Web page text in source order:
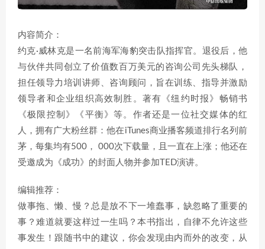
内容简介：
约克·威林克是一名前海军海豹突击队指挥官。退役后，他
与伙伴共同创立了价值数百万美元的咨询公司先头梯队，
担任领导力培训讲师、咨询顾问，旨在训练、指导并激励
领导者和企业组织高效制胜。著有《纽约时报》畅销书
《极限控制》《平衡》等。作者还是一位社交媒体的红
人，拥有广大粉丝群：他在iTunes商业播客频道排行名列前
茅，每集均有500， 000次下载量，且一直在上涨；他还在
受邀成为《成功》的封面人物并参加TED演讲。
编辑推荐：
做事拖、懒、慢？总是放不下一堆蠢事，缺忽略了重要的
事？难道就要这样过一生吗？本书指出，自律不允许这些
事发生！跟随书中的建议，你会发现由内而外的改变，从